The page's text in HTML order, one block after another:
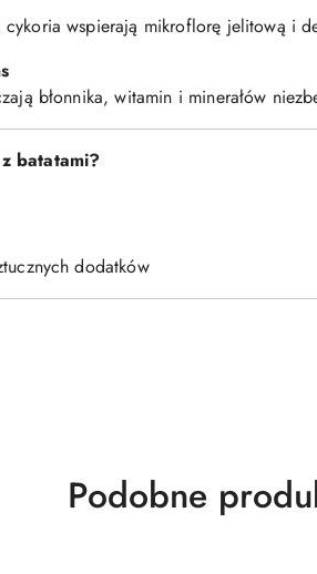
wspierają mikroflorę jelitową i
błonnika, witamin i minerałów
batatami?
dodatków
Produkty
Podobne